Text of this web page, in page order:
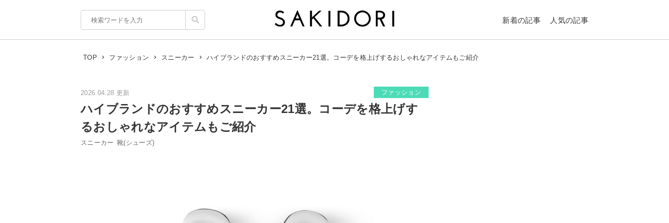
新着の記事 人気の記事
TOP ファッション スニーカー ハイブランドのおすすめスニーカー21選。コーデを格上げするおしゃれなアイテムもご紹介
2026.04.28 更新 ファッション
ハイブランドのおすすめスニーカー21選。コーデを格上げす
るおしゃれなアイテムもご紹介
スニーカー 靴(シューズ)